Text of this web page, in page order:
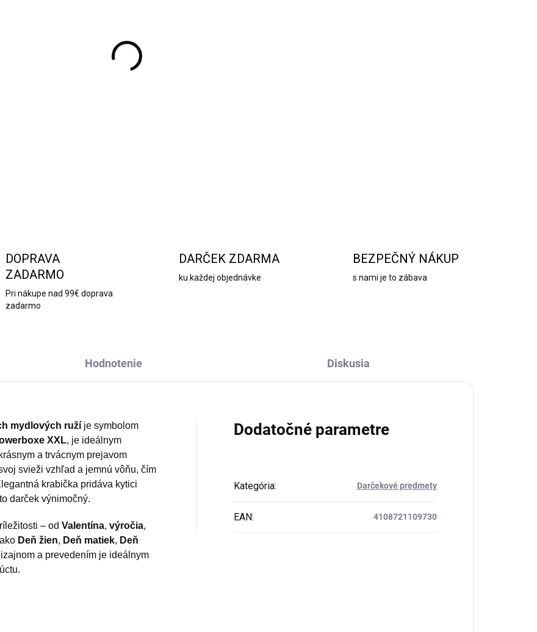
dokonalým darčekom na Valentína či iné výnimočné príležitosti. Jemné ruže v
ozdobnom balení potešia milovanú osobu svojím romantickým vzhľadom a
DOPRAVA
ZADARMO
Pri nákupe nad 99€ doprava
zadarmo
DARČEK ZDARMA
ku každej objednávke
BEZPEČNÝ NÁKUP
s nami je to zábava
Hodnotenie Diskusia
mydlových ruží je symbolom
XXL, je ideálnym
a trvácnym prejavom
svieži vzhľad a jemnú vôňu, čím
krabička pridáva kytici
darček výnimočný.
– od Valentína, výročia,
Deň žien, Deň matiek, Deň
a prevedením je ideálnym
Dodatočné parametre
Kategória: Darčekové predmety
EAN: 4108721109730